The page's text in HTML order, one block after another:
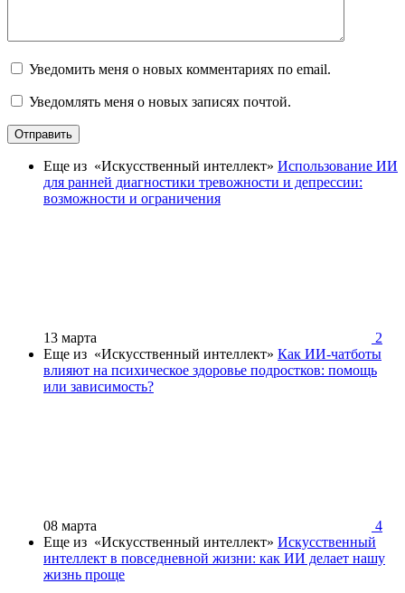
Уведомить меня о новых комментариях по email.
Уведомлять меня о новых записях почтой.
Отправить
Еще из «Искусственный интеллект» Использование ИИ
для ранней диагностики тревожности и депрессии:
возможности и ограничения
13 марта
2
Еще из «Искусственный интеллект» Как ИИ-чатботы
влияют на психическое здоровье подростков: помощь
или зависимость?
08 марта
4
Еще из «Искусственный интеллект» Искусственный
интеллект в повседневной жизни: как ИИ делает нашу
жизнь проще